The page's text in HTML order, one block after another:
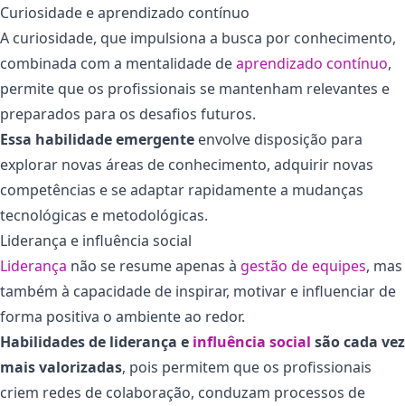
Curiosidade e aprendizado contínuo
A curiosidade, que impulsiona a busca por conhecimento,
combinada com a mentalidade deaprendizado contínuo,
permite que os profissionais se mantenham relevantes e
preparados para os desafios futuros.
Essa habilidade emergente envolve disposição para
explorar novas áreas de conhecimento, adquirir novas
competências e se adaptar rapidamente a mudanças
tecnológicas e metodológicas.
Liderança e influência social
Liderança não se resume apenas à gestão de equipes, mas
também à capacidade de inspirar, motivar e influenciar de
forma positiva o ambiente ao redor.
Habilidades de liderança e influência social são cada vez
mais valorizadas, pois permitem que os profissionais
criem redes de colaboração, conduzam processos de